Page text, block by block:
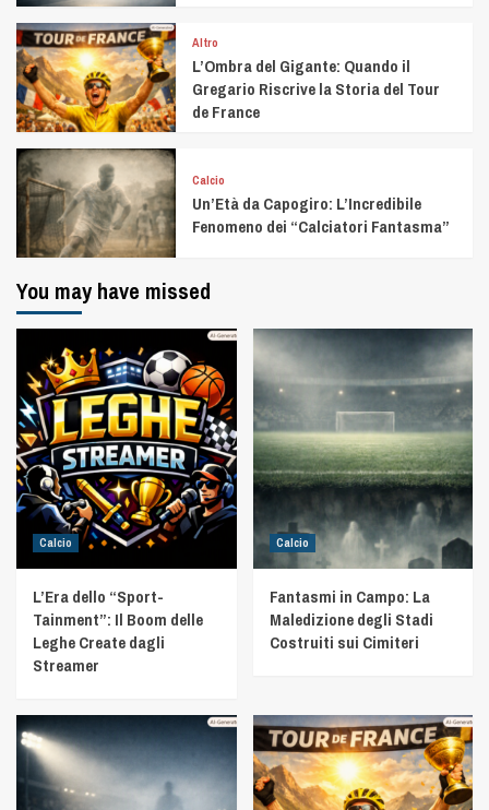
Altro
L’Ombra del Gigante: Quando il
Gregario Riscrive la Storia del Tour
de France
Calcio
Un’Età da Capogiro: L’Incredibile
Fenomeno dei “Calciatori Fantasma”
You may have missed
Calcio
L’Era dello “Sport-
Tainment”: Il Boom delle
Leghe Create dagli
Streamer
Calcio
Fantasmi in Campo: La
Maledizione degli Stadi
Costruiti sui Cimiteri